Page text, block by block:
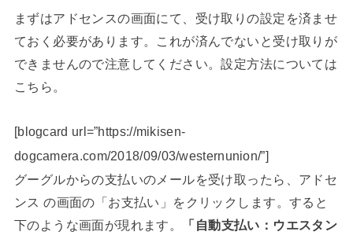
まずはアドセンスの画面にて、受け取りの設定を済ませ
ておく必要があります。これが済んでないと受け取りが
できませんので注意してください。設定方法については
こちら。
[blogcard url=”https://mikisen-
dogcamera.com/2018/09/03/westernunion/”]
グーグルからの支払いのメールを受け取ったら、アドセ
ンス の画面の「お支払い」をクリックします。すると
下のような画面が現れます。
「自動支払い：ウエスタン